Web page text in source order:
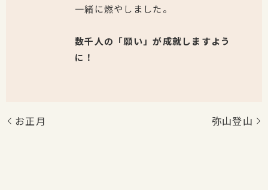
一緒に燃やしました。
数千人の「願い」が成就しますよう
に！
お正月 弥山登山